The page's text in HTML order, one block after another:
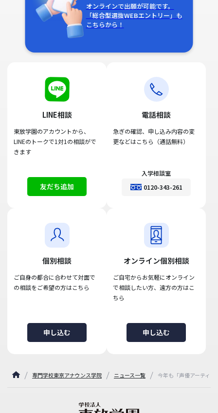
オンラインで出願が可能です。
「総合型選抜WEBエントリー」も
こちらから！
LINE相談
東放学園のアカウントから、
LINEのトークで1対1の相談がで
きます
友だち追加
電話相談
急ぎの確認、申し込み内容の変
更などはこちら（通話無料）
入学相談室
0120-343-261
個別相談
ご自身の都合に合わせて対面で
の相談をご希望の方はこちら
申し込む
オンライン個別相談
ご自宅からお気軽にオンライン
で相談したい方、遠方の方はこ
ちら
申し込む
専門学校東京アナウンス学院 ニュース一覧 今年も「声優アーティ